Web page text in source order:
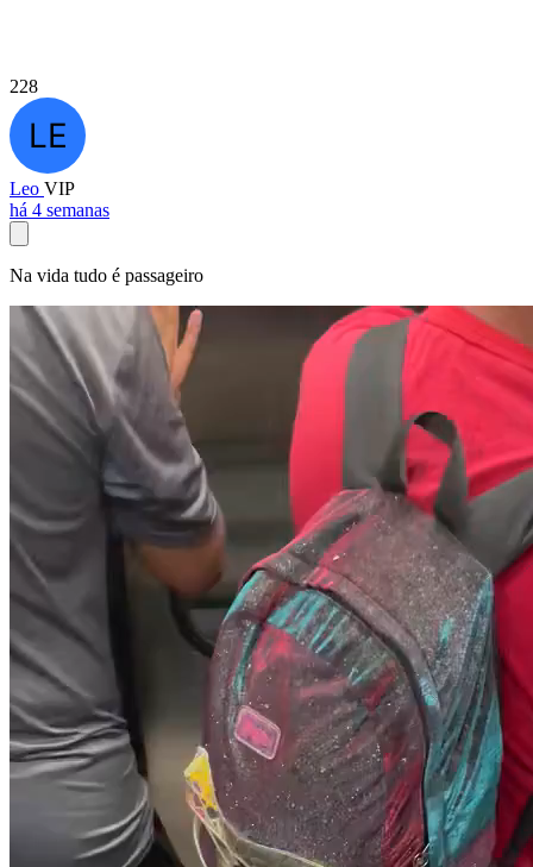
228
Leo VIP
há 4 semanas
Na vida tudo é passageiro